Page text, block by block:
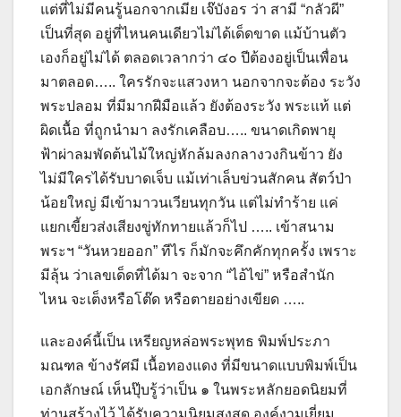
แต่ที่ไม่มีคนรู้นอกจากเมีย เจ๊บังอร ว่า สามี “กลัวผี”
เป็นที่สุด อยู่ที่ไหนคนเดียวไม่ได้เด็ดขาด แม้บ้านตัว
เองก็อยู่ไม่ได้ ตลอดเวลากว่า ๔๐ ปีต้องอยู่เป็นเพื่อน
มาตลอด….. ใครรักจะแสวงหา นอกจากจะต้อง ระวัง
พระปลอม ที่มีมากฝีมือแล้ว ยังต้องระวัง พระแท้ แต่
ผิดเนื้อ ที่ถูกนำมา ลงรักเคลือบ….. ขนาดเกิดพายุ
ฟ้าผ่าลมพัดต้นไม้ใหญ่หักล้มลงกลางวงกินข้าว ยัง
ไม่มีใครได้รับบาดเจ็บ แม้เท่าเล็บข่วนสักคน สัตว์ป่า
น้อยใหญ่ มีเข้ามาวนเวียนทุกวัน แต่ไม่ทำร้าย แค่
แยกเขี้ยวส่งเสียงขู่ทักทายแล้วก็ไป ….. เข้าสนาม
พระฯ “วันหวยออก” ทีไร ก็มักจะคึกคักทุกครั้ง เพราะ
มีลุ้น ว่าเลขเด็ดที่ได้มา จะจาก “ไอ้ไข่” หรือสำนัก
ไหน จะเต็งหรือโต๊ด หรือตายอย่างเขียด …..
และองค์นี้เป็น เหรียญหล่อพระพุทธ พิมพ์ประภา
มณฑล ข้างรัศมี เนื้อทองแดง ที่มีขนาดแบบพิมพ์เป็น
เอกลักษณ์ เห็นปุ๊บรู้ว่าเป็น ๑ ในพระหลักยอดนิยมที่
ท่านสร้างไว้ ได้รับความนิยมสูงสุด องค์งามเยี่ยม